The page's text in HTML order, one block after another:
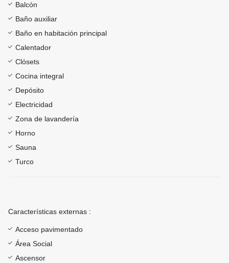
Balcón
Baño auxiliar
Baño en habitación principal
Calentador
Clósets
Cocina integral
Depósito
Electricidad
Zona de lavandería
Horno
Sauna
Turco
Características externas :
Acceso pavimentado
Área Social
Ascensor